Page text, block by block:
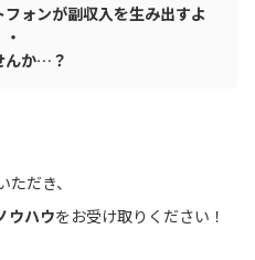
ォンが副収入を生み出すよ
んか…？
だき、
ウハウをお受け取りください！